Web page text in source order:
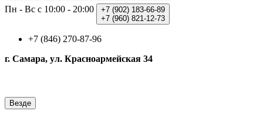
Пн - Вс с 10:00 - 20:00 +7 (902) 183-66-89
+7 (960) 821-12-73
+7 (846) 270-87-96
г. Самара, ул. Красноармейская 34
Везде